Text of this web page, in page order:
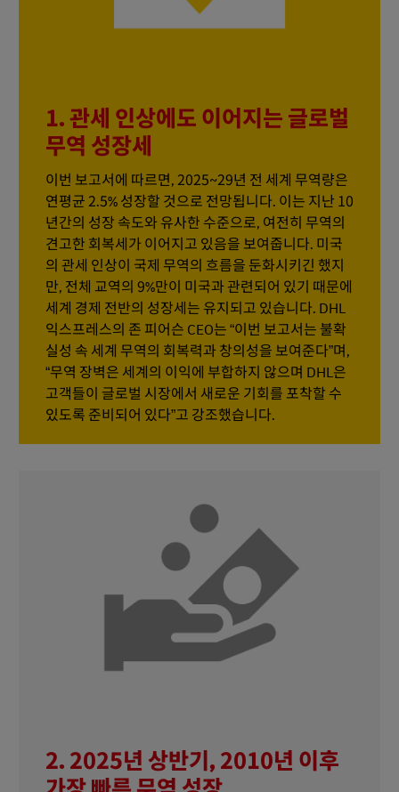
1. 관세 인상에도 이어지는 글로벌
무역 성장세
이번 보고서에 따르면, 2025~29년 전 세계 무역량은
연평균 2.5% 성장할 것으로 전망됩니다. 이는 지난 10
년간의 성장 속도와 유사한 수준으로, 여전히 무역의
견고한 회복세가 이어지고 있음을 보여줍니다. 미국
의 관세 인상이 국제 무역의 흐름을 둔화시키긴 했지
만, 전체 교역의 9%만이 미국과 관련되어 있기 때문에
세계 경제 전반의 성장세는 유지되고 있습니다. DHL
익스프레스의 존 피어슨 CEO는 “이번 보고서는 불확
실성 속 세계 무역의 회복력과 창의성을 보여준다”며,
“무역 장벽은 세계의 이익에 부합하지 않으며 DHL은
고객들이 글로벌 시장에서 새로운 기회를 포착할 수
있도록 준비되어 있다”고 강조했습니다.
2. 2025년 상반기, 2010년 이후